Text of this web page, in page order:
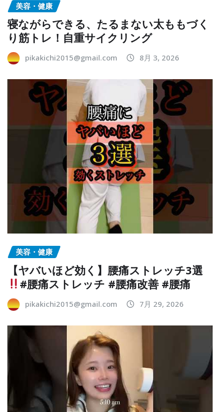
美容・健康
寝ながらできる、たるまない太ももづく
り筋トレ！自重サイクリング
pikakichi2015@gmail.com 8月 3, 2026
美容・健康
【ヤバいほど効く】腰痛ストレッチ3選
#腰痛ストレッチ #腰痛改善 #腰痛
pikakichi2015@gmail.com 7月 29, 2026